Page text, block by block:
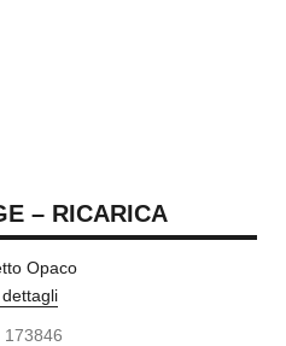
– RICARICA
Opaco
dettagli
173846